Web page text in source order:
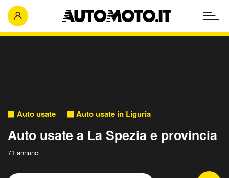
Auto usate Auto usate in Liguria
Auto usate a La Spezia e provincia
71 annunci